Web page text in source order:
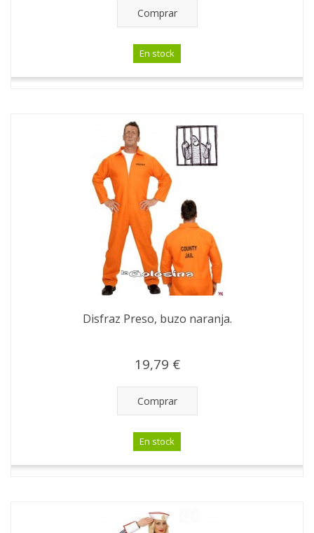
Comprar
En stock
Disfraz Preso, buzo naranja.
19,79 €
Comprar
En stock